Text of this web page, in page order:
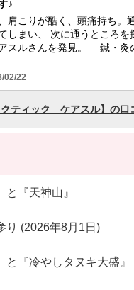
と『天神山』
り (2026年8月1日)
と『冷やしタヌキ大盛』